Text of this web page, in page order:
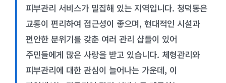
피부관리 서비스가 밀집해 있는 지역입니다. 청덕동은
교통이 편리하여 접근성이 좋으며, 현대적인 시설과
편안한 분위기를 갖춘 여러 관리 샵들이 있어
주민들에게 많은 사랑을 받고 있습니다. 체형관리와
피부관리에 대한 관심이 늘어나는 가운데, 이